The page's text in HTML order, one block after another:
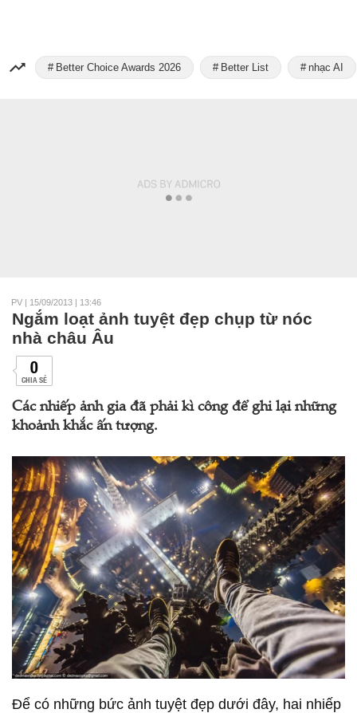
Better Choice Awards 2026 Better List nhạc AI
PV | 15/09/2013 | 13:46
Ngắm loạt ảnh tuyệt đẹp chụp từ nóc
nhà châu Âu
0
CHIA SẺ
Các nhiếp ảnh gia đã phải kì công để ghi lại những
khoảnh khắc ấn tượng.
Để có những bức ảnh tuyệt đẹp dưới đây, hai nhiếp